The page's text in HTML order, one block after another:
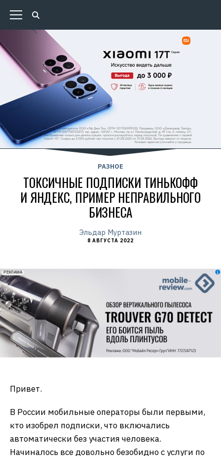
РАЗНОЕ
ТОКСИЧНЫЕ ПОДПИСКИ ТИНЬКОФФ
И ЯНДЕКС, ПРИМЕР НЕПРАВИЛЬНОГО
БИЗНЕСА
Эльдар Муртазин
8 АВГУСТА 2022
erid: 2VfnxxmNzs5
РЕКЛАМА
Привет.
В России мобильные операторы были первыми,
кто изобрел подписки, что включались
автоматически без участия человека.
Начиналось все довольно безобидно с услуги по